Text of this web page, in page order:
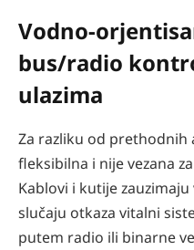
Vodno-
bus/radio
ulazima
Za razliku od prethodnih
fleksibilna i nije vezana
Kablovi i kutije
slučaju otkaza vitalni
putem radio ili binarne